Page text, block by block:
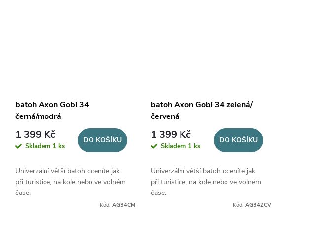
batoh Axon Gobi 34
černá/modrá
1 399 Kč
Skladem 1 ks
DO KOŠÍKU
Univerzální větší batoh oceníte jak
při turistice, na kole nebo ve volném
čase.
Kód:AG34CM
batoh Axon Gobi 34 zelená/
červená
1 399 Kč
Skladem 1 ks
DO KOŠÍKU
Univerzální větší batoh oceníte jak
při turistice, na kole nebo ve volném
čase.
Kód: AG34ZCV